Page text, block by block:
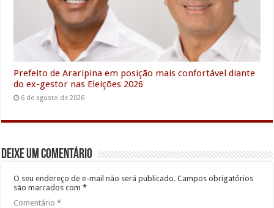
Prefeito de Araripina em posição mais confortável diante
do ex-gestor nas Eleições 2026
6 de agosto de 2026
Deixe um comentário
O seu endereço de e-mail não será publicado. Campos obrigatórios
são marcados com*
Comentário*